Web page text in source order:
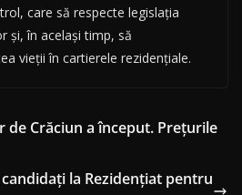
care să respecte legislația
și, în același timp, să
vieții în cartierele rezidențiale.
Crăciun a început. Prețurile
candidați la Rezidențiat pentru